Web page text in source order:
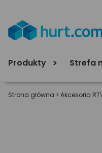
Produkty Strefa
Strona główna > Akcesoria